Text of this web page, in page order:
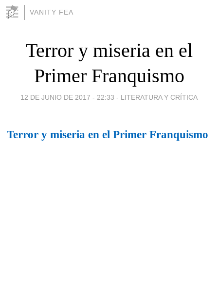
VANITY FEA
Terror y miseria en el
Primer Franquismo
12 DE JUNIO DE 2017 - 22:33 - LITERATURA Y CRÍTICA
Terror y miseria en el Primer Franquismo